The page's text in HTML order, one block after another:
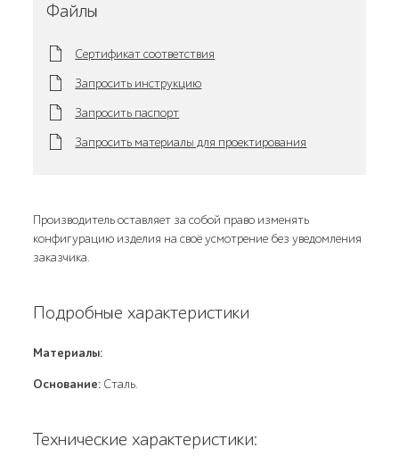
Файлы
Сертификат соответствия
Запросить инструкцию
Запросить паспорт
Запросить материалы для проектирования
Производитель оставляет за собой право изменять
конфигурацию изделия на своё усмотрение без уведомления
заказчика.
Подробные характеристики
Материалы:
Основание: Сталь.
Технические характеристики: